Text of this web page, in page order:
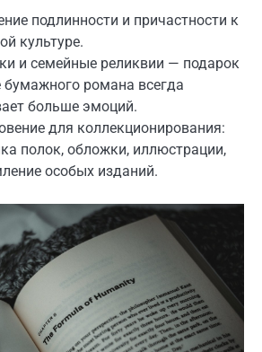
подлинности и причастности к
культуре.
и семейные реликвии — подарок
бумажного романа всегда
больше эмоций.
для коллекционирования:
полок, обложки, иллюстрации,
особых изданий.